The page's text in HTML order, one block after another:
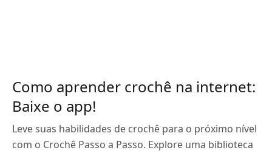
Como aprender crochê na internet:
Baixe o app!
Leve suas habilidades de crochê para o próximo nível
com o Crochê Passo a Passo. Explore uma biblioteca